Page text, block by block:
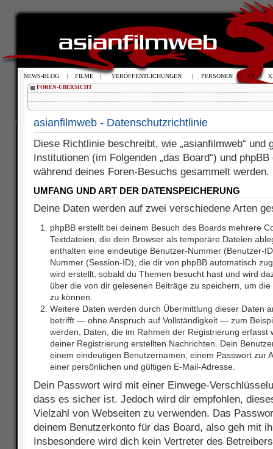
FOREN-ÜBERSICHT
asianfilmweb - Datenschutzrichtlinie
Diese Richtlinie beschreibt, wie „asianfilmweb“ und
Institutionen (im Folgenden „das Board“) und
während deines Foren-Besuchs gesammelt werden.
UMFANG UND ART DER DATENSPEICHERUNG
Deine Daten werden auf zwei verschiedene Arten
phpBB erstellt bei deinem Besuch des Boards mehrere
Textdateien, die dein Browser als temporäre Dateien
enthalten eine eindeutige Benutzer-Nummer (Benutzer-
Nummer (Session-ID), die dir von phpBB automatisch
wird erstellt, sobald du Themen besucht hast und wird
über die von dir gelesenen Beiträge zu speichern, um
zu können.
Weitere Daten werden durch Übermittlung dieser Daten
betrifft — ohne Anspruch auf Vollständigkeit — zum
werden, Daten, die im Rahmen der Registrierung erfasst
deiner Registrierung erstellten Nachrichten. Dein
einem eindeutigen Benutzernamen, einem Passwort zur
einer persönlichen und gültigen E-Mail-Adresse.
Dein Passwort wird mit einer Einwege-
dass es sicher ist. Jedoch wird dir empfohlen,
Vielzahl von Webseiten zu verwenden. Das
deinem Benutzerkonto für das Board, also geh mit
Insbesondere wird dich kein Vertreter des
NEWS-BLOG | FILME | VERÖFFENTLICHUNGEN | PERSONEN | TV |